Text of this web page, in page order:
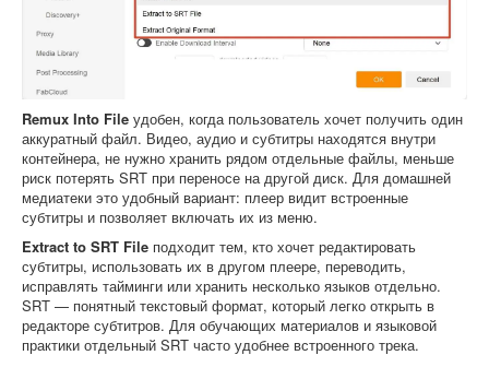
Remux Into File удобен, когда пользователь хочет получить один
аккуратный файл. Видео, аудио и субтитры находятся внутри
контейнера, не нужно хранить рядом отдельные файлы, меньше
риск потерять SRT при переносе на другой диск. Для домашней
медиатеки это удобный вариант: плеер видит встроенные
субтитры и позволяет включать их из меню.
Extract to SRT File подходит тем, кто хочет редактировать
субтитры, использовать их в другом плеере, переводить,
исправлять тайминги или хранить несколько языков отдельно.
SRT — понятный текстовый формат, который легко открыть в
редакторе субтитров. Для обучающих материалов и языковой
практики отдельный SRT часто удобнее встроенного трека.